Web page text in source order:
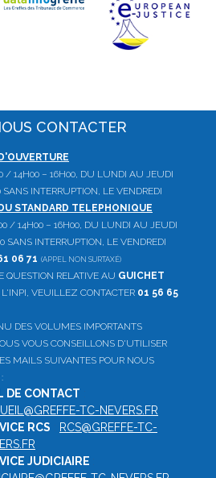
CONTACTER
/ 14H00 – 16H00, DU LUNDI AU JEUDI
INTERRUPTION, LE VENDREDI
STANDARD TELEPHONIQUE
/ 14H00 – 16H00, DU LUNDI AU JEUDI
SANS INTERRUPTION, LE VENDREDI
06 71 (APPEL NON SURTAXÉ)
QUESTION RELATIVE AU GUICHET
L'INPI, VEUILLEZ CONTACTER 01 56 65
DES VOLUMES IMPORTANTS
VOUS CONSEILLONS D'UTILISER
MAILS SUIVANTES POUR NOUS
DE CONTACT
TC-NEVERS.FR
RCS
RCS@GREFFE-TC-
JUDICIAIRE